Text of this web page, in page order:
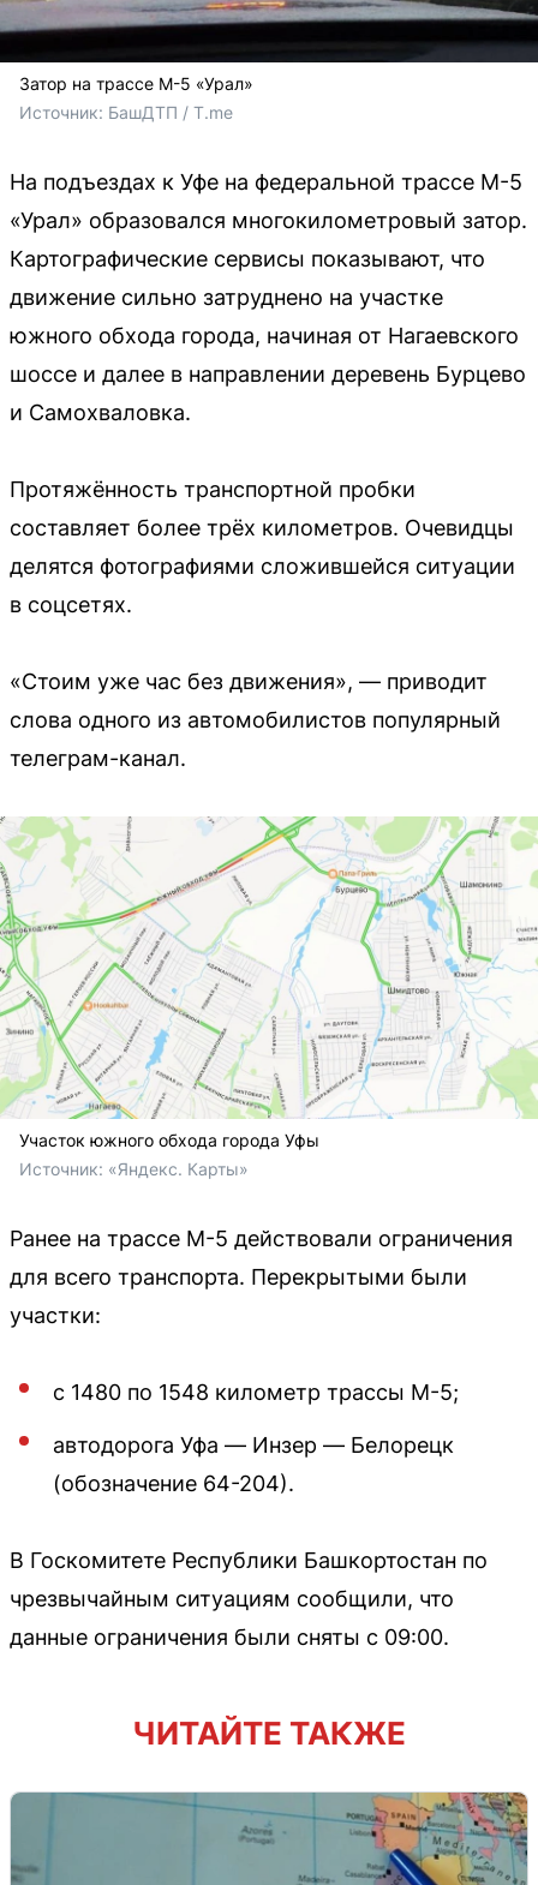
Затор на трассе М-5 «Урал»
Источник: БашДТП / T.me
На подъездах к Уфе на федеральной трассе М-5
«Урал» образовался многокилометровый затор.
Картографические сервисы показывают, что
движение сильно затруднено на участке
южного обхода города, начиная от Нагаевского
шоссе и далее в направлении деревень Бурцево
и Самохваловка.
Протяжённость транспортной пробки
составляет более трёх километров. Очевидцы
делятся фотографиями сложившейся ситуации
в соцсетях.
«Стоим уже час без движения», — приводит
слова одного из автомобилистов популярный
телеграм-канал.
Участок южного обхода города Уфы
Источник: «Яндекс. Карты»
Ранее на трассе М-5 действовали ограничения
для всего транспорта. Перекрытыми были
участки:
с 1480 по 1548 километр трассы М-5;
автодорога Уфа — Инзер — Белорецк
(обозначение 64-204).
В Госкомитете Республики Башкортостан по
чрезвычайным ситуациям сообщили, что
данные ограничения были сняты с 09:00.
ЧИТАЙТЕ ТАКЖЕ